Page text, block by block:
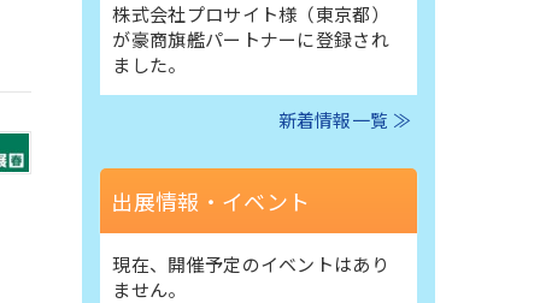
株式会社プロサイト様（東京都）
が豪商旗艦パートナーに登録され
ました。
新着情報一覧 ≫
出展情報・イベント
現在、開催予定のイベントはあり
ません。